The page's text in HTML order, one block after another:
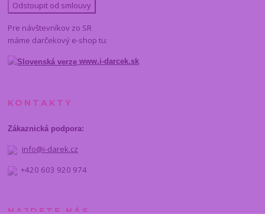
Odstoupit od smlouvy
Pre návštevníkov zo SR
máme darčekový e-shop tu:
www.i-darcek.sk
KONTAKTY
Zákaznická podpora:
info@i-darek.cz
+420 603 920 974
NAJDETE NÁS